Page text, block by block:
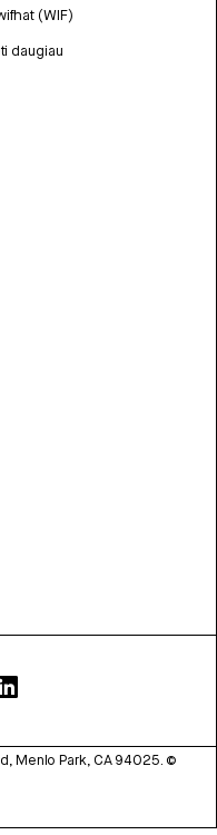
(WIF)
daugiau
Menlo Park, CA 94025. ©